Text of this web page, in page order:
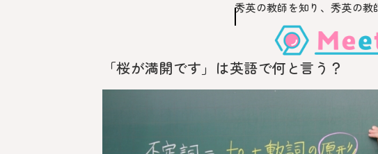
このページの本文へ移動
秀英の教師を知り、秀英の教
「桜が満開です」は英語で何と言う？